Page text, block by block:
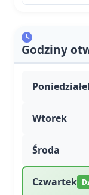
Godziny
Wtorek
Środa
Czwartek